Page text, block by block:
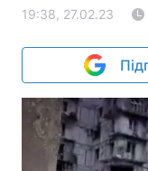
19:38, 27.02.23